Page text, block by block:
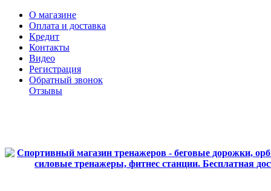
О магазине
Оплата и доставка
Кредит
Контакты
Видео
Регистрация
Обратный звонок
Отзывы